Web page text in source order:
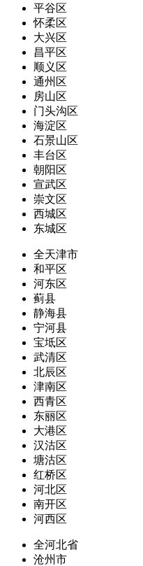
平谷区
怀柔区
大兴区
昌平区
顺义区
通州区
房山区
门头沟区
海淀区
石景山区
丰台区
朝阳区
宣武区
崇文区
西城区
东城区
全天津市
和平区
河东区
蓟县
静海县
宁河县
宝坻区
武清区
北辰区
津南区
西青区
东丽区
大港区
汉沽区
塘沽区
红桥区
河北区
南开区
河西区
全河北省
沧州市